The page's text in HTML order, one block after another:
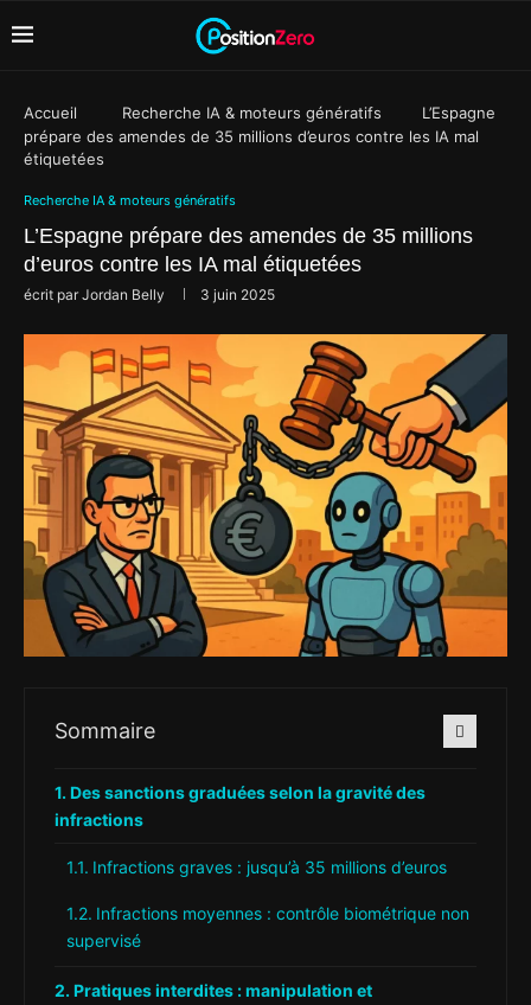
Accueil Recherche IA & moteurs génératifs
L’Espagne
prépare des amendes de 35 millions d’euros contre les IA mal
étiquetées
Recherche IA & moteurs génératifs
L’Espagne prépare des amendes de 35 millions
d’euros contre les IA mal étiquetées
écrit parJordan Belly 3 juin 2025
Sommaire
Des sanctions graduées selon la gravité des
infractions
Infractions graves : jusqu’à 35 millions d’euros
Infractions moyennes : contrôle biométrique non
supervisé
Pratiques interdites : manipulation et